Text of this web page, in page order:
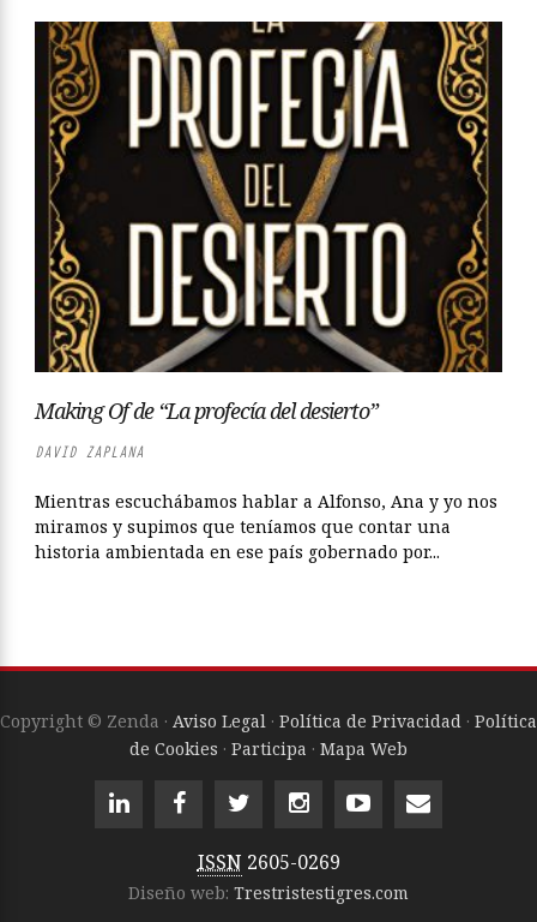
Making Of de “La profecía del desierto”
DAVID ZAPLANA
Mientras escuchábamos hablar a Alfonso, Ana y yo nos
miramos y supimos que teníamos que contar una
historia ambientada en ese país gobernado por...
Copyright © Zenda · Aviso Legal · Política de Privacidad · Política
de Cookies · Participa · Mapa Web
ISSN 2605-0269
Diseño web: Trestristestigres.com